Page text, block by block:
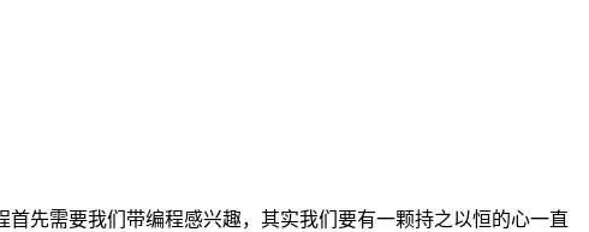
先需要我们带编程感兴趣，其实我们要有一颗持之以恒的心一直